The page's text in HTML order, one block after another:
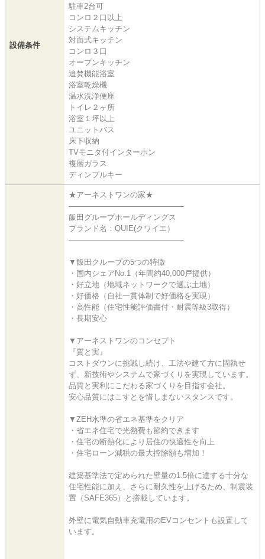
設備条件
駐車2台可
コンロ２口以上
システムキッチン
対面式キッチン
コンロ３口
オープンキッチン
追焚機能浴室
浴室乾燥機
温水洗浄便座
トイレ２ヶ所
浴室１坪以上
ユニットバス
床下収納
TVモニタ付インターホン
複層ガラス
ディンプルキー
★アーネストワンの家★
―――――――――――――――
飯田グループホールディングス
ブランド名：QUIE(クワイエ）
―――――――――――――――
▼飯田クループの5つの特徴
・国内シェアNo.1（年間約40,000戸提供）
・好立地（地域ネットワークで選ぶ土地）
・好価格（自社一貫体制で好価格を実現）
・高性能（住宅性能評価書付・耐震等級3取得）
・長期安心
▼アーネストワンのコンセプト
『質と実』
コストダウンに挑戦し続け、工法や建て方に固執せ
ず、新技術やシステムで家づくりを実現しています。
品質と実利にこだわる家づくりを目指す会社。
安心品質にはこすとを惜しまないスタンスです。
▼ZEH水準の省エネ基準をクリア
・省エネ住宅で光熱費も節約できます
・住宅の断熱化により居住の快適性を向上
・住宅ローン減税の最大控除額も増加！
建築基準法で定められた壁量の1.5倍に達する十分な
住宅性能に加え、さらに耐久性を上げるため、制震装
置（SAFE365）と搭載しています。
外壁に電気自動車充電用のEVコンセントも設置して
います。